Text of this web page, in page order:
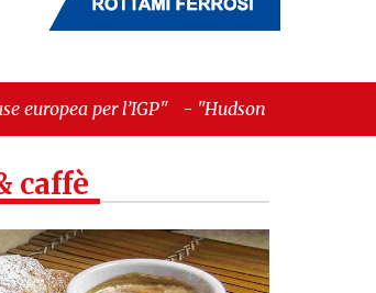
-"Hudson Yards: qui New York
caffè